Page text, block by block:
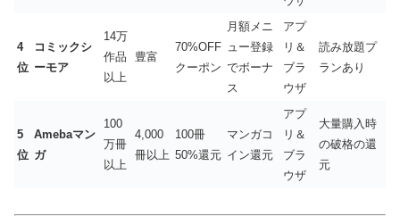
4
位
コミックシ
ーモア
14万
作品
以上
豊富
70%OFF
クーポン
月額メニ
ュー登録
でボーナ
ス
アプ
リ＆
ブラ
ウザ
読み放題プ
ランあり
5
位
Amebaマン
ガ
100
万冊
以上
4,000
冊以上
100冊
50%還元
マンガコ
イン還元
アプ
リ＆
ブラ
ウザ
大量購入時
の破格の還
元